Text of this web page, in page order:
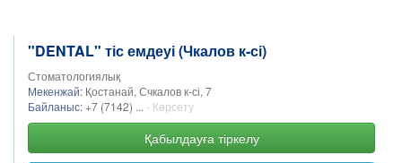
"DENTAL" тіс емдеуі (Чкалов к-сі)
Стоматологиялық
Мекенжай: Қостанай, Счкалов к-сі, 7
Байланыс: +7 (7142) ... - Көрсету
Қабылдауға тіркелу